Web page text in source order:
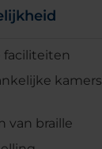
faciliteiten
kamers
van braille